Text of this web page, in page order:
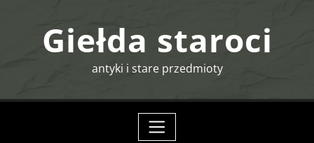
Giełda staroci
antyki i stare przedmioty